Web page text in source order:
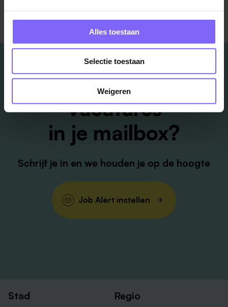
Alles toestaan
Selectie toestaan
Weigeren
Vacatures
in je mailbox?
Schrijf je in en we houden je op de hoogte
Job Alert instellen
Stad Regio